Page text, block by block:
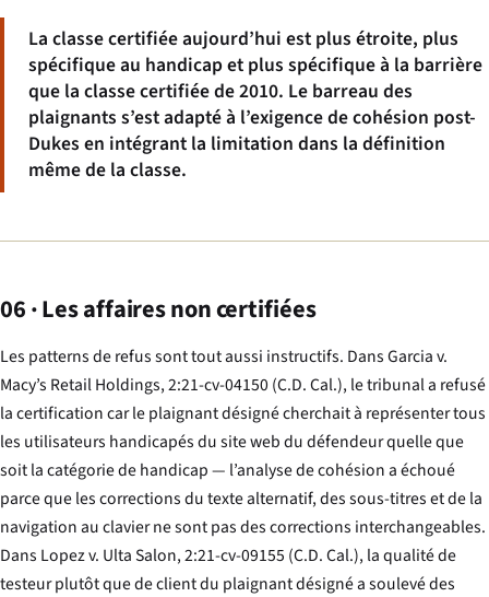
La classe certifiée aujourd’hui est plus étroite, plus
spécifique au handicap et plus spécifique à la barrière
que la classe certifiée de 2010. Le barreau des
plaignants s’est adapté à l’exigence de cohésion post-
Dukes en intégrant la limitation dans la définition
même de la classe.
06 · Les affaires non certifiées
Les patterns de refus sont tout aussi instructifs. DansGarcia v.
Macy’s Retail Holdings, 2:21-cv-04150 (C.D. Cal.), le tribunal a refusé
la certification car le plaignant désigné cherchait à représenter tous
les utilisateurs handicapés du site web du défendeur quelle que
soit la catégorie de handicap — l’analyse de cohésion a échoué
parce que les corrections du texte alternatif, des sous-titres et de la
navigation au clavier ne sont pas des corrections interchangeables.
Dans Lopez v. Ulta Salon, 2:21-cv-09155 (C.D. Cal.), la qualité de
testeur plutôt que de client du plaignant désigné a soulevé des